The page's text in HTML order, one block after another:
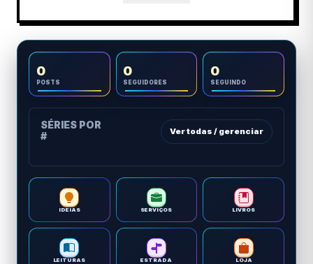
0
POSTS
0
SEGUIDORES
0
SEGUINDO
SÉRIES POR
#
Ver todas / gerenciar
IDEIAS SERVIÇOS LIVROS
LEITURAS ESTRADA LOJA